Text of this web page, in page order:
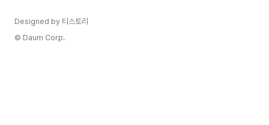
Designed by 티스토리
© Daum Corp.